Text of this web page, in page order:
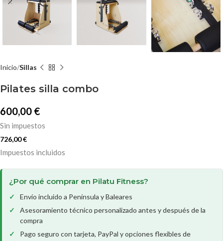
Inicio Sillas
Pilates silla combo
600,00 €
Sin impuestos
726,00€
Impuestos incluidos
¿Por qué comprar en Pilatu Fitness?
Envío incluido a Península y Baleares
Asesoramiento técnico personalizado antes y después de la
compra
Pago seguro con tarjeta, PayPal y opciones flexibles de